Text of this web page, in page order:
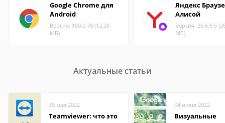
Google Chrome для
Android
Версия: 150.0.78 (12.28
МБ)
Яндекс
Алисой
Версия: 26.6.6.5
МБ)
Актуальные статьи
30 мая 2022
Teamviewer: что это
04 июня 2022
Визуальные